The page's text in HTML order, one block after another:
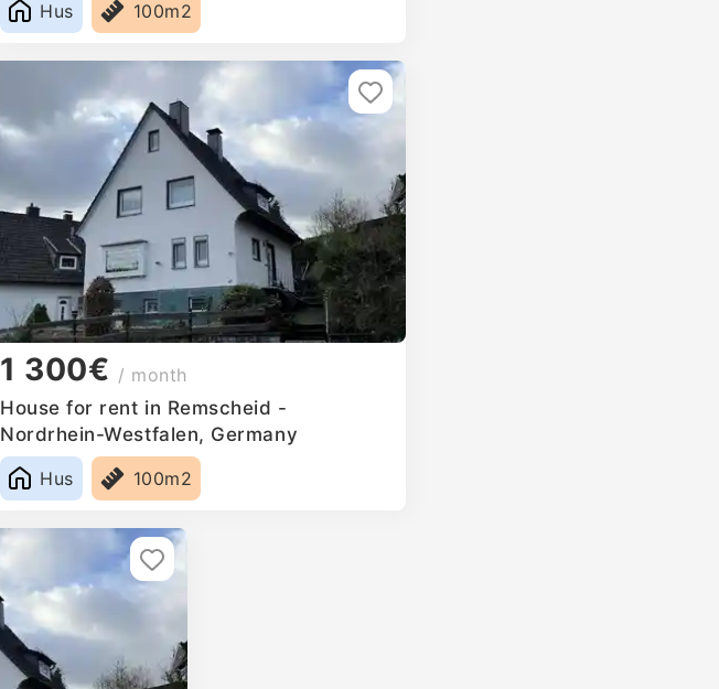
Hus
100m2
1 300€ / month
House for rent in Remscheid -
Nordrhein-Westfalen, Germany
Hus
100m2